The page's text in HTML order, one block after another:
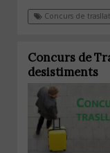
Concurs de
Concurs de
desistiments